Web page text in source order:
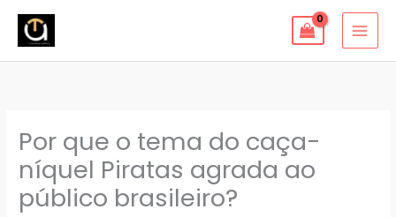
Skip
Por que o tema do caça-
níquel Piratas agrada ao
público brasileiro?